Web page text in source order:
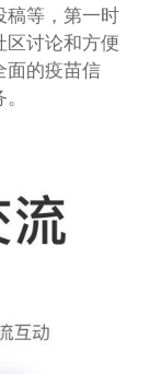
稿等，第一时
区讨论和方便
面的疫苗信